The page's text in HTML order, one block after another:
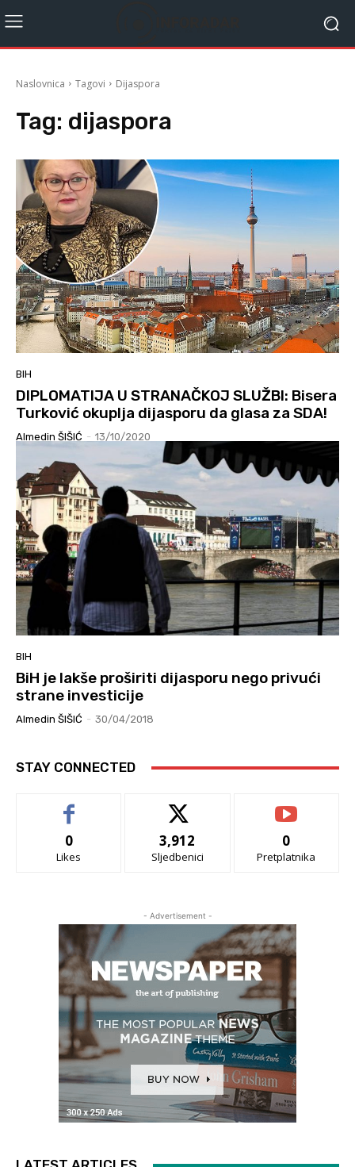
Naslovnica Tagovi Dijaspora
Tag: dijaspora
BIH
DIPLOMATIJA U STRANAČKOJ SLUŽBI: Bisera
Turković okuplja dijasporu da glasa za SDA!
Almedin ŠIŠIĆ - 13/10/2020
BIH
BiH je lakše proširiti dijasporu nego privući
strane investicije
Almedin ŠIŠIĆ - 30/04/2018
STAY CONNECTED
0
Likes
3,912
Sljedbenici
0
Pretplatnika
- Advertisement -